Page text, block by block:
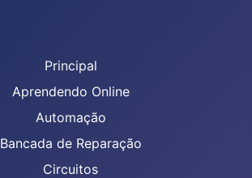
Principal
Aprendendo Online
Automação
Bancada de Reparação
Circuitos